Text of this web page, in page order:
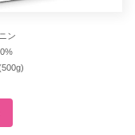
ン